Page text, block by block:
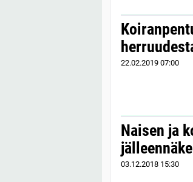
22.02.2019 07:00
Naisen ja
03.12.2018 15:30